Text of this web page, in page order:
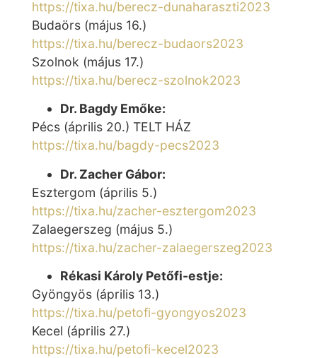
https://tixa.hu/berecz-dunaharaszti2023
Budaörs (május 16.)
https://tixa.hu/berecz-budaors2023
Szolnok (május 17.)
https://tixa.hu/berecz-szolnok2023
Dr. Bagdy Emőke:
Pécs (április 20.) TELT HÁZ
https://tixa.hu/bagdy-pecs2023
Dr. Zacher Gábor:
Esztergom (április 5.)
https://tixa.hu/zacher-esztergom2023
Zalaegerszeg (május 5.)
https://tixa.hu/zacher-zalaegerszeg2023
Rékasi Károly Petőfi-estje:
Gyöngyös (április 13.)
https://tixa.hu/petofi-gyongyos2023
Kecel (április 27.)
https://tixa.hu/petofi-kecel2023